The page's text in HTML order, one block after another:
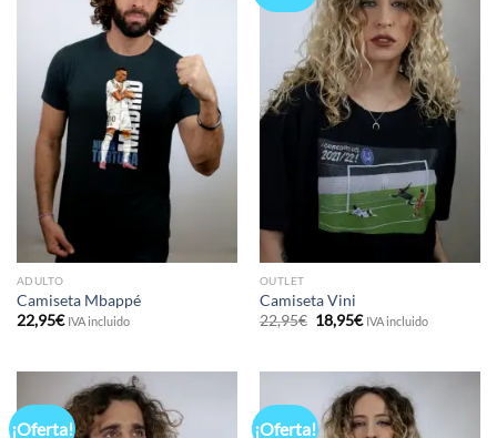
ADULTO
Camiseta Mbappé
22,95€ IVA incluido
OUTLET
Camiseta Vini
22,95€ El
precio
22,95€.
18,95€El
18,95€.
IVA incluido
¡Oferta! ¡Oferta!